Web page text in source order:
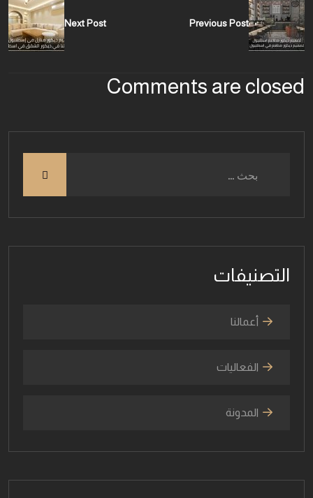
Previous Post
Next Post
Comments are closed
التصنيفات
أعمالنا
الفعاليات
المدونة